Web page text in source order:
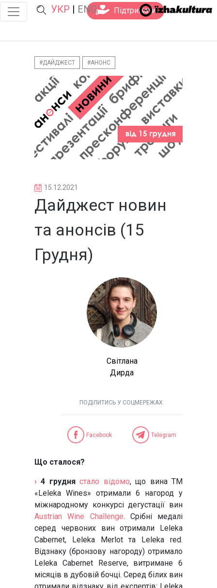
УКР | ENG Підтримати
#ДАЙДЖЕСТ #АНОНС
15.12.2021
Дайджест новин
та анонсів (15
Грудня)
Світлана
Дирда
ПОДІЛИТИСЬ У СОЦМЕРЕЖАХ:
Facebook Telegram
Що сталося?
› 4 грудня стало відомо, що вина ТМ
«Leleka Wines» отримали 6 нагород у
міжнародному конкурсі дегустації вин
Austrian Wine Challenge. Срібні медалі
серед червоних вин отримали Leleka
Cabernet, Leleka Merlot та Leleka red.
Відзнаку (бронзову нагороду) отримало
Leleka Cabernet Reserve, витримане 6
місяців в дубовій бочці. Серед білих вин